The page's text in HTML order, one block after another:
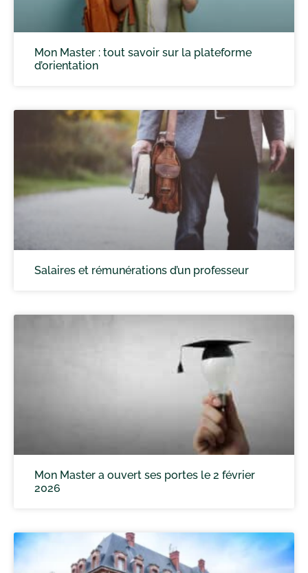
Mon Master : tout savoir sur la plateforme
d’orientation
Salaires et rémunérations d’un professeur
Mon Master a ouvert ses portes le 2 février
2026